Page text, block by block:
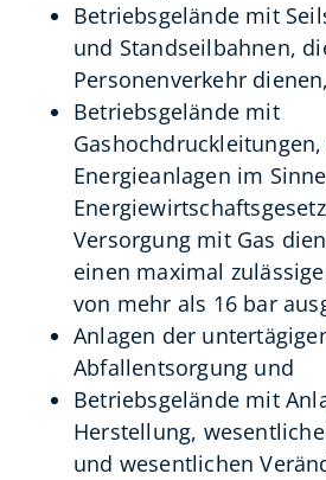
Betriebsgelände mit
und Standseilbahnen,
Personenverkehr dienen,
Betriebsgelände mit
Energieanlagen im
Versorgung mit Gas
einen maximal
von mehr als 16 bar
Anlagen der
Abfallentsorgung und
Betriebsgelände mit
Herstellung,
und wesentlichen